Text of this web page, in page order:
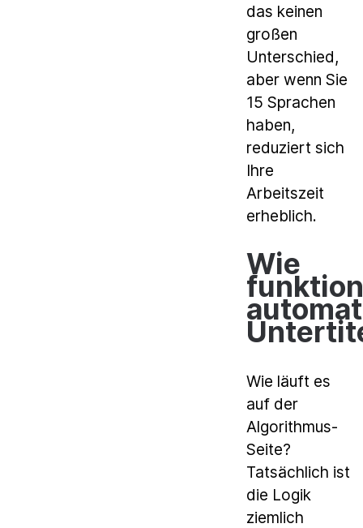
das keinen
großen
Unterschied,
aber wenn Sie
15 Sprachen
haben,
reduziert sich
Ihre
Arbeitszeit
erheblich.
Wie
Wie läuft es
auf der
Algorithmus-
Seite?
Tatsächlich ist
die Logik
ziemlich